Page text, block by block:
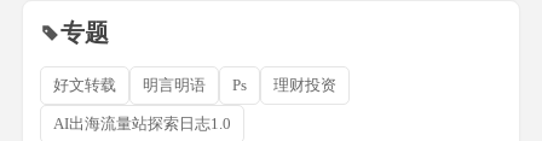
专题
好文转载 明言明语 Ps 理财投资
AI出海流量站探索日志1.0